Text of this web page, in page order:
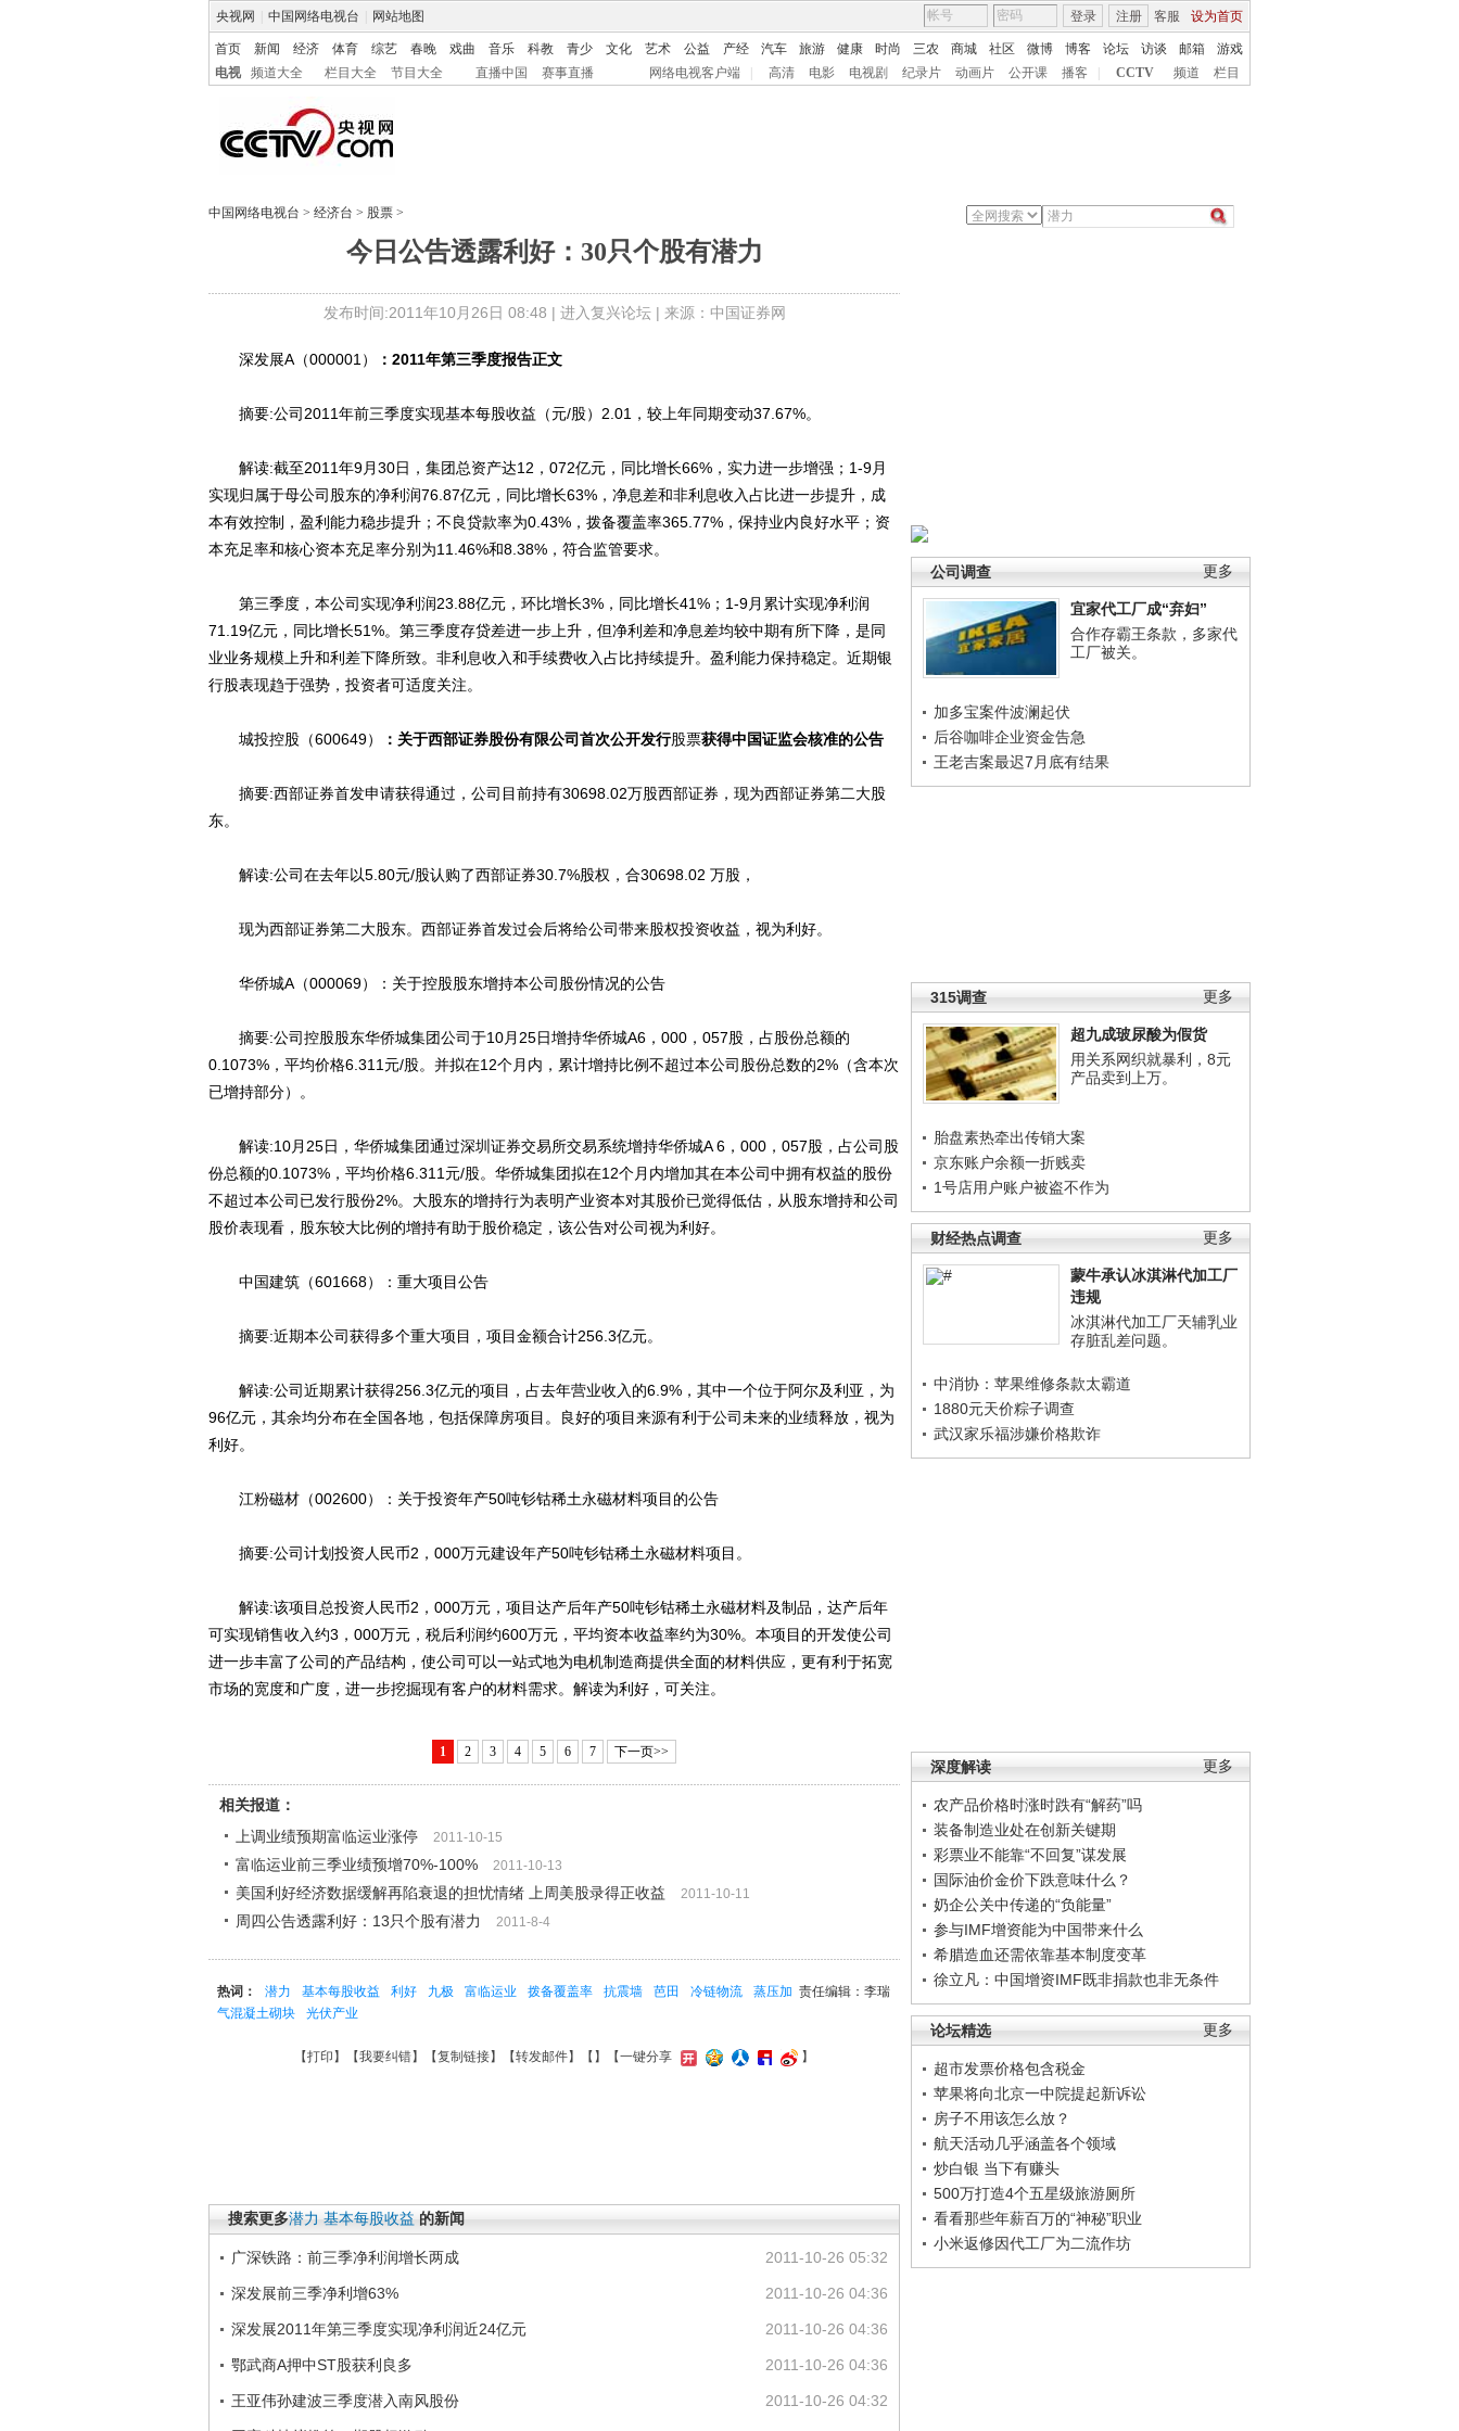
央视网 中国网络电视台 网站地图 客服 设为首页
登录 注册
首页 新闻 经济 体育 综艺 春晚 戏曲 音乐 科教 青少 文化 艺术 公益 产经 汽车 旅游 健康 时尚 三农 商城 社区 微博 博客 论坛 访谈 邮箱
游戏
电视
频道大全 栏目大全 节目大全 直播中国 赛事直播 网络电视客户端 高清 电影 电视剧 纪录片 动画片 公开课 播客 CCTV 频道 栏目
中国网络电视台 > 经济台 > 股票 >
今日公告透露利好：30只个股有潜力
发布时间:2011年10月26日 08:48 | 进入复兴论坛| 来源：中国证券网
更多
公司调查
宜家代工厂成“弃妇”
合作存霸王条款，多家代
工厂被关。
加多宝案件波澜起伏
后谷咖啡企业资金告急
王老吉案最迟7月底有结果
更多
315调查
超九成玻尿酸为假货
用关系网织就暴利，8元
产品卖到上万。
胎盘素热牵出传销大案
京东账户余额一折贱卖
1号店用户账户被盗不作为
更多
财经热点调查
蒙牛承认冰淇淋代加工厂
违规
冰淇淋代加工厂天辅乳业
存脏乱差问题。
中消协：苹果维修条款太霸道
1880元天价粽子调查
武汉家乐福涉嫌价格欺诈
更多
深度解读
农产品价格时涨时跌有“解药”吗
装备制造业处在创新关键期
彩票业不能靠“不回复”谋发展
国际油价金价下跌意味什么？
奶企公关中传递的“负能量”
参与IMF增资能为中国带来什么
希腊造血还需依靠基本制度变革
徐立凡：中国增资IMF既非捐款也非无条件
更多
论坛精选
超市发票价格包含税金
苹果将向北京一中院提起新诉讼
房子不用该怎么放？
航天活动几乎涵盖各个领域
炒白银 当下有赚头
500万打造4个五星级旅游厕所
看看那些年薪百万的“神秘”职业
小米返修因代工厂为二流作坊
深发展A（000001） ：2011年第三季度报告正文
摘要:公司2011年前三季度实现基本每股收益（元/股）2.01，较上年同期变动37.67%。
解读:截至2011年9月30日，集团总资产达12，072亿元，同比增长66%，实力进一步增强；1-9月
实现归属于母公司股东的净利润76.87亿元，同比增长63%，净息差和非利息收入占比进一步提升，成
本有效控制，盈利能力稳步提升；不良贷款率为0.43%，拨备覆盖率365.77%，保持业内良好水平；资
本充足率和核心资本充足率分别为11.46%和8.38%，符合监管要求。
第三季度，本公司实现净利润23.88亿元，环比增长3%，同比增长41%；1-9月累计实现净利润
71.19亿元，同比增长51%。第三季度存贷差进一步上升，但净利差和净息差均较中期有所下降，是同
业业务规模上升和利差下降所致。非利息收入和手续费收入占比持续提升。盈利能力保持稳定。近期银
行股表现趋于强势，投资者可适度关注。
城投控股（600649） ：关于西部证券股份有限公司首次公开发行股票获得中国证监会核准的公告
摘要:西部证券首发申请获得通过，公司目前持有30698.02万股西部证券，现为西部证券第二大股
东。
解读:公司在去年以5.80元/股认购了西部证券30.7%股权，合30698.02 万股，
现为西部证券第二大股东。西部证券首发过会后将给公司带来股权投资收益，视为利好。
华侨城A（000069）：关于控股股东增持本公司股份情况的公告
摘要:公司控股股东华侨城集团公司于10月25日增持华侨城A6，000，057股，占股份总额的
0.1073%，平均价格6.311元/股。并拟在12个月内，累计增持比例不超过本公司股份总数的2%（含本次
已增持部分）。
解读:10月25日，华侨城集团通过深圳证券交易所交易系统增持华侨城A 6，000，057股，占公司股
份总额的0.1073%，平均价格6.311元/股。华侨城集团拟在12个月内增加其在本公司中拥有权益的股份
不超过本公司已发行股份2%。大股东的增持行为表明产业资本对其股价已觉得低估，从股东增持和公司
股价表现看，股东较大比例的增持有助于股价稳定，该公告对公司视为利好。
中国建筑（601668）：重大项目公告
摘要:近期本公司获得多个重大项目，项目金额合计256.3亿元。
解读:公司近期累计获得256.3亿元的项目，占去年营业收入的6.9%，其中一个位于阿尔及利亚，为
96亿元，其余均分布在全国各地，包括保障房项目。良好的项目来源有利于公司未来的业绩释放，视为
利好。
江粉磁材（002600）：关于投资年产50吨钐钴稀土永磁材料项目的公告
摘要:公司计划投资人民币2，000万元建设年产50吨钐钴稀土永磁材料项目。
解读:该项目总投资人民币2，000万元，项目达产后年产50吨钐钴稀土永磁材料及制品，达产后年
可实现销售收入约3，000万元，税后利润约600万元，平均资本收益率约为30%。本项目的开发使公司
进一步丰富了公司的产品结构，使公司可以一站式地为电机制造商提供全面的材料供应，更有利于拓宽
市场的宽度和广度，进一步挖掘现有客户的材料需求。解读为利好，可关注。
1 2 3 4 5 6 7 下一页>>
相关报道：
上调业绩预期富临运业涨停
2011-10-15
富临运业前三季业绩预增70%-100% 2011-10-13
美国利好经济数据缓解再陷衰退的担忧情绪 上周美股录得正收益 2011-10-11
周四公告透露利好：13只个股有潜力 2011-8-4
责任编辑：李瑞
热词： 潜力 基本每股收益 利好 九极 富临运业 拨备覆盖率 抗震墙 芭田 冷链物流
蒸压加
气混凝土砌块
光伏产业
【打印 】【我要纠错】【复制链接】【转发邮件】【 】 【一键分享 】
搜索更多潜力 基本每股收益 的新闻
2011-10-26 05:32
广深铁路：前三季净利润增长两成
2011-10-26 04:36
深发展前三季净利增63%
2011-10-26 04:36
深发展2011年第三季度实现净利润近24亿元
2011-10-26 04:36
鄂武商A押中ST股获利良多
2011-10-26 04:32
王亚伟孙建波三季度潜入南风股份